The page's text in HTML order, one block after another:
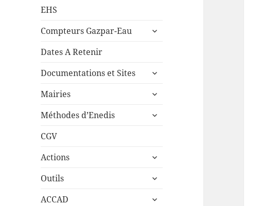
EHS
Compteurs Gazpar-Eau
ouvrir
Dates A Retenir
Documentations et Sites
ouvrir
sous-
Mairies
ouvrir
sous-
Méthodes d’Enedis
ouvrir
CGV
Actions
ouvrir
sous-
Outils
ouvrir
sous-
ACCAD
ouvrir